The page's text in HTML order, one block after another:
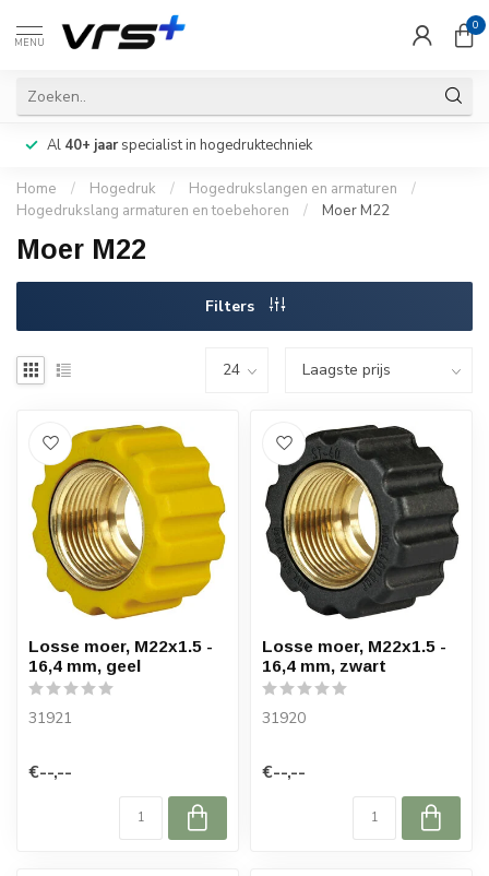
MENU
0
Al 40+ jaarspecialist in hogedruktechniek
Home / Hogedruk / Hogedrukslangen en armaturen
/
Hogedrukslang armaturen en toebehoren
/ Moer M22
Moer M22
Filters
Losse moer, M22x1.5 -
16,4 mm, geel
31921
€--,--
Losse moer, M22x1.5 -
16,4 mm, zwart
31920
€--,--